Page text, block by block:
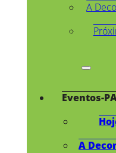
A
Eventos-
A